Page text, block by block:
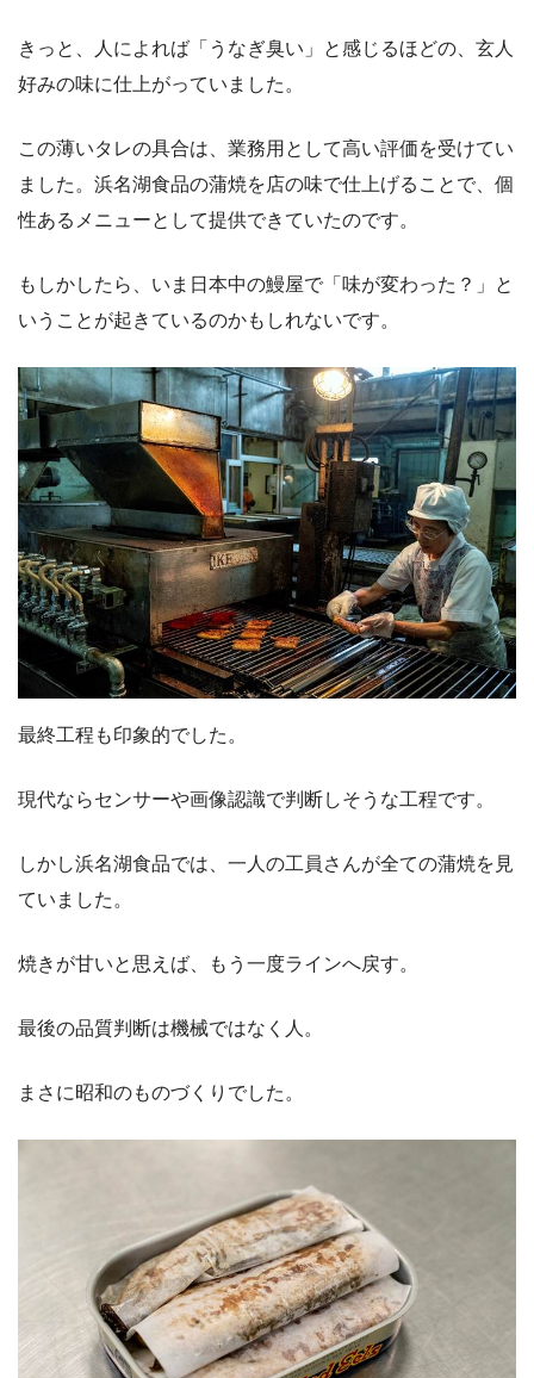
きっと、人によれば「うなぎ臭い」と感じるほどの、玄人
好みの味に仕上がっていました。
この薄いタレの具合は、業務用として高い評価を受けてい
ました。浜名湖食品の蒲焼を店の味で仕上げることで、個
性あるメニューとして提供できていたのです。
もしかしたら、いま日本中の鰻屋で「味が変わった？」と
いうことが起きているのかもしれないです。
最終工程も印象的でした。
現代ならセンサーや画像認識で判断しそうな工程です。
しかし浜名湖食品では、一人の工員さんが全ての蒲焼を見
ていました。
焼きが甘いと思えば、もう一度ラインへ戻す。
最後の品質判断は機械ではなく人。
まさに昭和のものづくりでした。